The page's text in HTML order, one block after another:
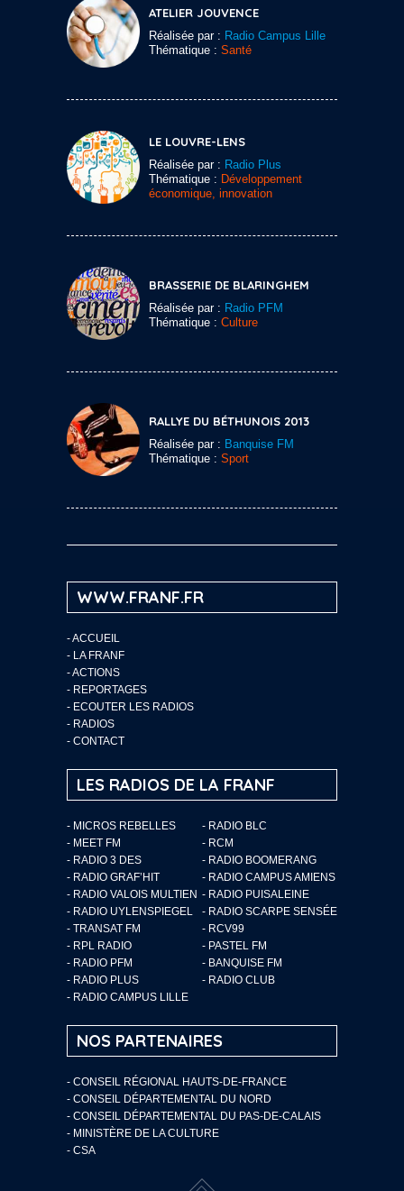
ATELIER JOUVENCE
Réalisée par : Radio Campus Lille
Thématique : Santé
LE LOUVRE-LENS
Réalisée par : Radio Plus
Thématique : Développement
économique, innovation
BRASSERIE DE BLARINGHEM
Réalisée par : Radio PFM
Thématique : Culture
RALLYE DU BÉTHUNOIS 2013
Réalisée par : Banquise FM
Thématique : Sport
WWW.FRANF.FR
-ACCUEIL
- LA FRANF
-ACTIONS
- REPORTAGES
- ECOUTER LES RADIOS
- RADIOS
- CONTACT
LES RADIOS DE LA FRANF
- MICROS REBELLES
- RADIO BLC
- MEET FM
- RCM
- RADIO 3 DES
- RADIO BOOMERANG
- RADIO GRAF’HIT
- RADIO CAMPUS AMIENS
- RADIO VALOIS MULTIEN - RADIO PUISALEINE
- RADIO UYLENSPIEGEL
- RADIO SCARPE SENSÉE
- TRANSAT FM
- RCV99
- RPL RADIO
- PASTEL FM
- RADIO PFM
- BANQUISE FM
- RADIO PLUS
- RADIO CLUB
- RADIO CAMPUS LILLE
NOS PARTENAIRES
- CONSEIL RÉGIONAL HAUTS-DE-FRANCE
- CONSEIL DÉPARTEMENTAL DU NORD
- CONSEIL DÉPARTEMENTAL DU PAS-DE-CALAIS
- MINISTÈRE DE LA CULTURE
- CSA